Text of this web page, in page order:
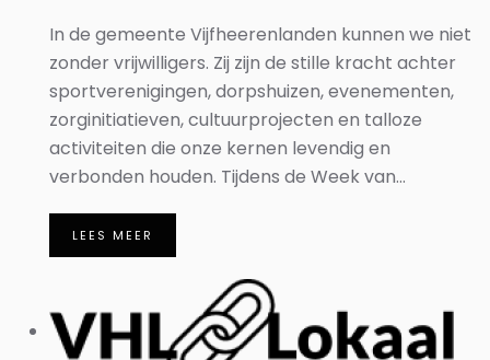
In de gemeente Vijfheerenlanden kunnen we niet
zonder vrijwilligers. Zij zijn de stille kracht achter
sportverenigingen, dorpshuizen, evenementen,
zorginitiatieven, cultuurprojecten en talloze
activiteiten die onze kernen levendig en
verbonden houden. Tijdens de Week van...
LEES MEER